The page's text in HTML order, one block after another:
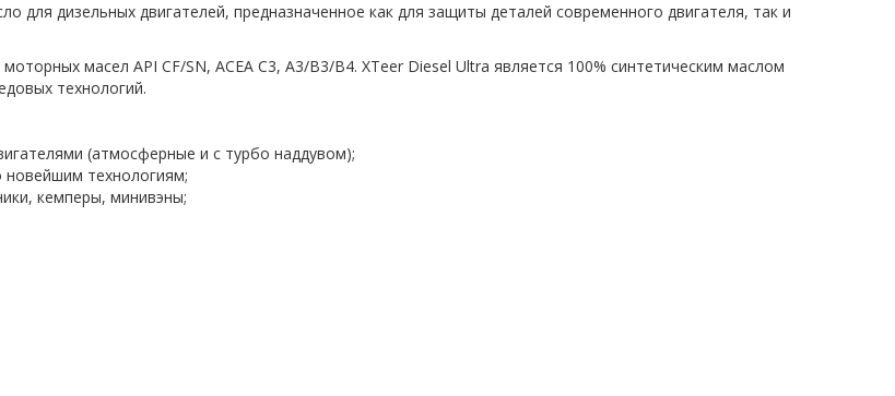
для дизельных двигателей, предназначенное как для защиты деталей современного двигателя, так и
масел API CF/SN, ACEA C3, A3/B3/B4. XTeer Diesel Ultra является 100% синтетическим маслом
технологий.
(атмосферные и с турбо наддувом);
технологиям;
кемперы, минивэны;